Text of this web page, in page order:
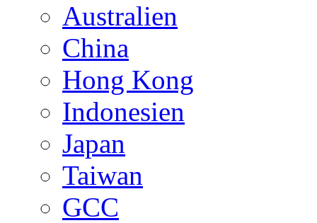
Australien
China
Hong Kong
Indonesien
Japan
Taiwan
GCC